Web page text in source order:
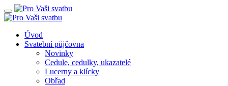
Úvod
Svatební půjčovna
Novinky
Cedule, cedulky, ukazatelé
Lucerny a klícky
Obřad